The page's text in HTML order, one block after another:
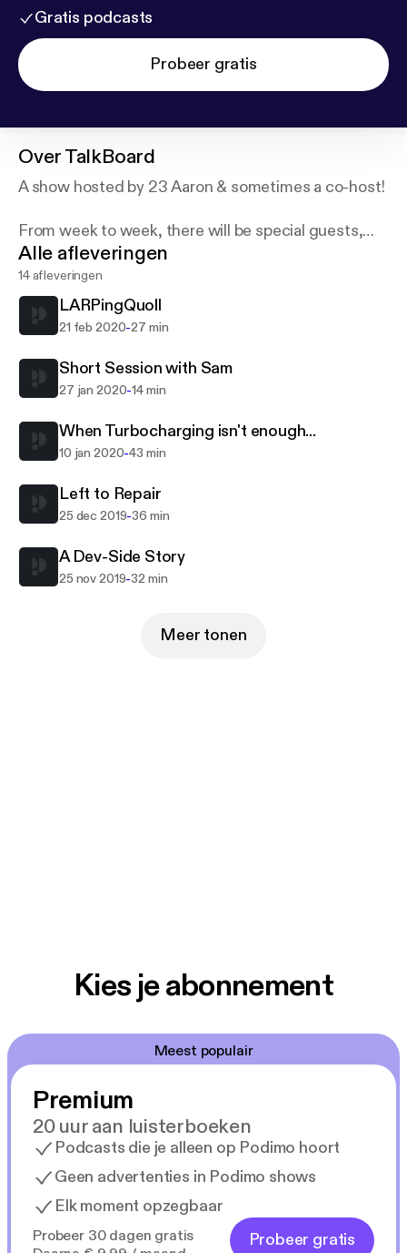
Gratis podcasts
Probeer gratis
OverTalkBoard
A show hosted by 23 Aaron & sometimes a co-host!
From week to week, there will be special guests,
interesting topics, and even community questions.
If you'd like to take part in the podcast, contact
@TalkBoardLive on Twitter.
Alle afleveringen
14 afleveringen
LARPingQuoll
21 feb 2020-27 min
Short Session with Sam
27 jan 2020-14 min
When Turbocharging isn't enough...
10 jan 2020-43 min
Left to Repair
25 dec 2019-36 min
A Dev-Side Story
25 nov 2019-32 min
Meer tonen
Kies je abonnement
Meest populair
Premium
20 uur aan luisterboeken
Podcasts die je alleen op Podimo hoort
Geen advertenties in Podimo shows
Elk moment opzegbaar
Probeer 30 dagen gratis
Probeer gratis